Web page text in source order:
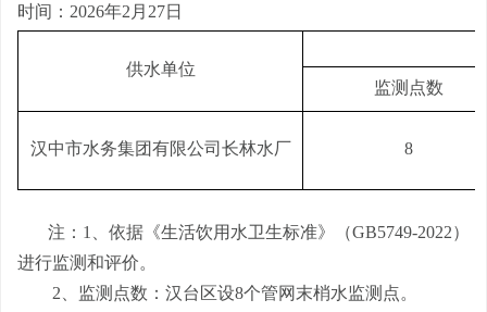
时间： 2026年2 月 27日
供水单位
监测点数
汉中市水务集团有限公司长林水厂 8
注： 1、依据《生活饮用水卫生标准》（GB5749-2022）
进行监测和评价。
2
监测点数：汉台区设8个管网末梢水监测点。